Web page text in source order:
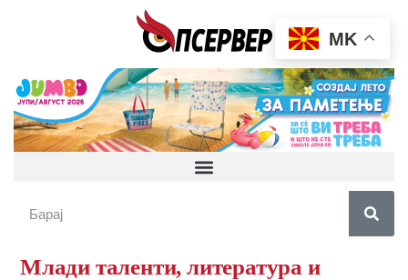
Млади таленти, литература и
MK